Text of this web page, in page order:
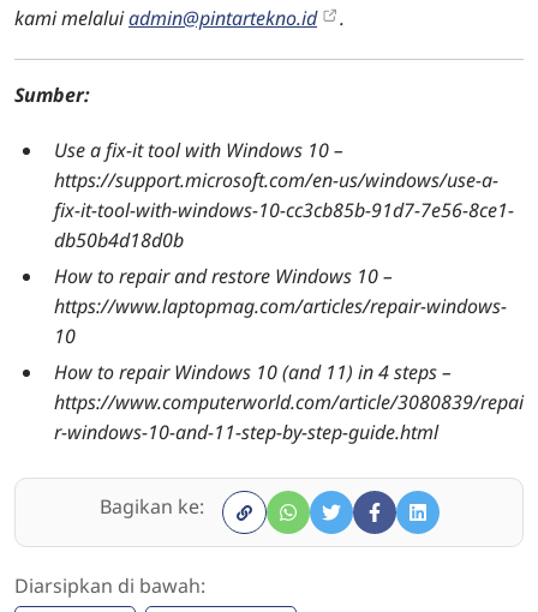
kami melaluiadmin@pintartekno.id .
Sumber:
Use a fix-it tool with Windows 10 –
https://support.microsoft.com/en-us/windows/use-a-
fix-it-tool-with-windows-10-cc3cb85b-91d7-7e56-8ce1-
db50b4d18d0b
How to repair and restore Windows 10 –
https://www.laptopmag.com/articles/repair-windows-
10
How to repair Windows 10 (and 11) in 4 steps –
https://www.computerworld.com/article/3080839/repai
r-windows-10-and-11-step-by-step-guide.html
Bagikan ke:
Diarsipkan di bawah: